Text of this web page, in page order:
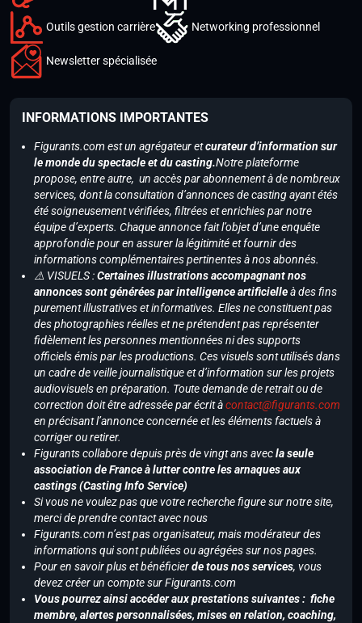
Outils gestion carrière Networking professionnel
Newsletter spécialisée
INFORMATIONS IMPORTANTES
Figurants.com est un agrégateur etcurateur d’information sur
le monde du spectacle et du casting.Notre plateforme
propose, entre autre, un accès par abonnement à de nombreux
services, dont la consultation d’annonces de casting ayant étés
été soigneusement vérifiées, filtrées et enrichies par notre
équipe d’experts. Chaque annonce fait l’objet d’une enquête
approfondie pour en assurer la légitimité et fournir des
informations complémentaires pertinentes à nos abonnés.
⚠️ VISUELS :Certaines illustrations accompagnant nos
annonces sont générées par intelligence artificielleà des fins
purement illustratives et informatives. Elles ne constituent pas
des photographies réelles et ne prétendent pas représenter
fidèlement les personnes mentionnées ni des supports
officiels émis par les productions. Ces visuels sont utilisés dans
un cadre de veille journalistique et d’information sur les projets
audiovisuels en préparation. Toute demande de retrait ou de
correction doit être adressée par écrit àcontact@figurants.com
en précisant l’annonce concernée et les éléments factuels à
corriger ou retirer.
Figurants collabore depuis près de vingt ans avecla seule
association de France à lutter contre les arnaques aux
castings (Casting Info Service)
Si vous ne voulez pas que votre recherche figure sur notre site,
merci de prendre contact avec nous
Figurants.com n’est pas organisateur, mais modérateur des
informations qui sont publiées ou agrégées sur nos pages.
Pour en savoir plus et bénéficierde tous nos services, vous
devez créer un compte sur Figurants.com
Vous pourrez ainsi accéder aux prestations suivantes : fiche
membre, alertes personnalisées, mises en relation, coaching,